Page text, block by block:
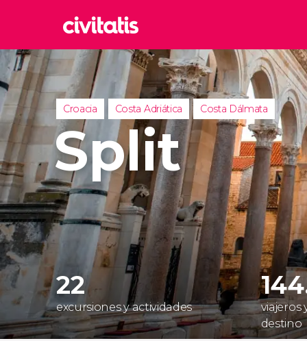
Italia
Reino
Reino
Turquía
Croacia Costa Adriática Costa Dálmata
Split
22
excursiones y actividades
viajeros
destino